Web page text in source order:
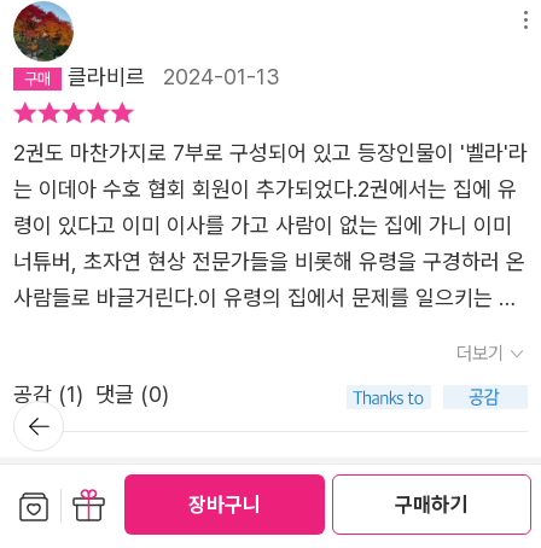
장바구니 구매하기
클라비르 2024-01-13
2권도 마찬가지로 7부로 구성되어 있고 등장인물이 '벨라'라
는 이데아 수호 협회 회원이 추가되었다.2권에서는 집에 유
령이 있다고 이미 이사를 가고 사람이 없는 집에 가니 이미
너튜버, 초자연 현상 전문가들을 비롯해 유령을 구경하러 온
사람들로 바글거린다.이 유령의 집에서 문제를 일으키는 이
이데아를 찾기 위해 여러 방을 보던 중 마지막 방에서 많은
물건들이 천장에서 붙어 있어 김상욱 아저씨 마저 천장에 붙
게 되는 걸 보며 중력에 대해 알게 되고, 중력이 없는 우주에
가면 어떤 일들이 벌어지는지를 이야기를 통해 읽으면 잊어
버릴 수 있을까?이런 이야기를 읽으며 나도 어렸을 때 이런
더보기
공감 (1) 댓글 (0)
마이페이퍼 (1편)
뒤로가
기